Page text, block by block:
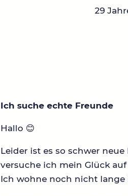
29
Ich suche echte Freunde
Hallo 😊
Leider ist es so schwer
versuche ich mein Glück auf
Ich wohne noch nicht lange